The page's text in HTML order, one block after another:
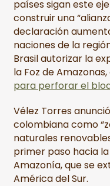
países sigan este
construir una
declaración
naciones de la
Brasil autorizar la
la Foz de
para perforar el
Vélez Torres
colombiana como
naturales
primer paso hacia
Amazonía, que se
América del Sur.